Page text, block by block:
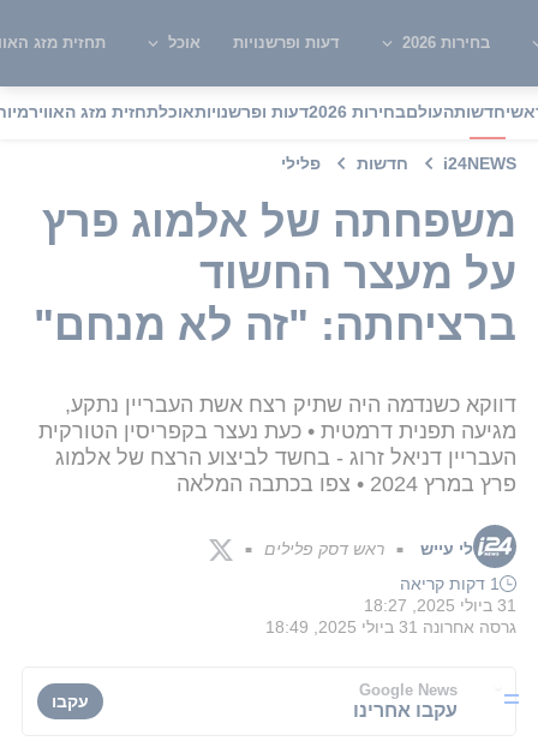
בחירות 2026 דעות ופרשנויות אוכל תחזית מזג
חדשותהעולםבחירות 2026 דעות ופרשנויותאוכלתחזית מזג האוויר
i24NEWS חדשות פלילי
משפחתה של אלמוג פרץ
על מעצר החשוד
ברציחתה: "זה לא מנחם"
דווקא כשנדמה היה שתיק רצח אשת העבריין נתקע,
מגיעה תפנית דרמטית • כעת נעצר בקפריסין הטורקית
העבריין דניאל זרוג - בחשד לביצוע הרצח של אלמוג
פרץ במרץ 2024 • צפו בכתבה המלאה
לי עייש ■ ראש דסק פלילים ■
1 דקות קריאה
31 ביולי 2025, 18:27
גרסה אחרונה 31 ביולי 2025, 18:49
Google News
עקבו אחרינו עקבו